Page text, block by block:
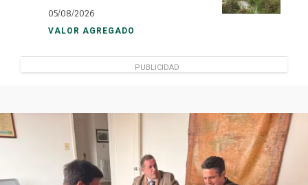
05/08/2026
VALOR AGREGADO
PUBLICIDAD